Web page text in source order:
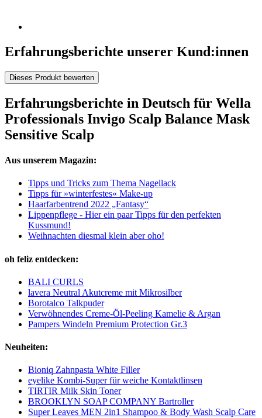
Erfahrungsberichte unserer Kund:innen
Dieses Produkt bewerten
Erfahrungsberichte in Deutsch für Wella
Professionals Invigo Scalp Balance Mask
Sensitive Scalp
Aus unserem Magazin:
Tipps und Tricks zum Thema Nagellack
Tipps für »winterfestes« Make-up
Haarfarbentrend 2022 „Fantasy“
Lippenpflege - Hier ein paar Tipps für den perfekten
Kussmund!
Weihnachten diesmal klein aber oho!
oh feliz entdecken:
BALI CURLS
lavera Neutral Akutcreme mit Mikrosilber
Borotalco Talkpuder
Verwöhnendes Creme-Öl-Peeling Kamelie & Argan
Pampers Windeln Premium Protection Gr.3
Neuheiten:
Bioniq Zahnpasta White Filler
eyelike Kombi-Super für weiche Kontaktlinsen
TIRTIR Milk Skin Toner
BROOKLYN SOAP COMPANY Bartroller
Super Leaves MEN 2in1 Shampoo & Body Wash Scalp Care